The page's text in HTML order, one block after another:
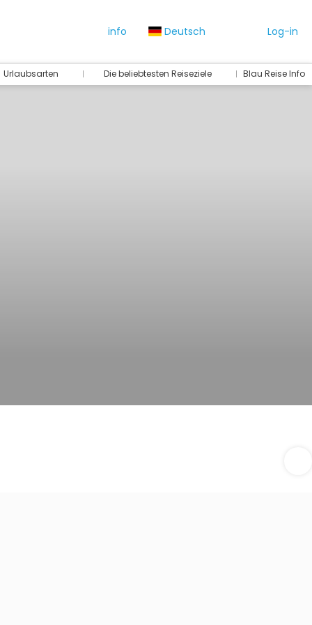
info Deutsch Log-in
Urlaubsarten Die beliebtesten Reiseziele Blau Reise Info